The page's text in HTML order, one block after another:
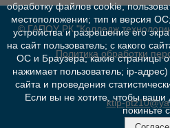
© ГАПОУ РК "Колледж
Политика обработки
ktip-
обработку файлов cookie,
местоположении; тип и версия
устройства и разрешение его
на сайт пользователь; с какого
ОС и Браузера; какие страницы
нажимает пользователь; ip-
сайта и проведения
Если вы не хотите, чтобы
покиньте